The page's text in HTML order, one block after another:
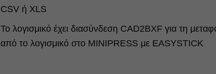
CSV ή XLS
Το λογισμικό έχει διασύνδεση CAD2BXF για τη
από το λογισμικό στο MINIPRESS με EASYSTICK